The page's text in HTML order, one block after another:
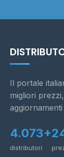
Il portale
migliori
4.073+
distributori